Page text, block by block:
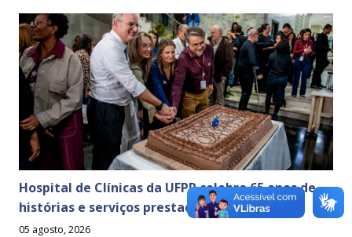
Hospital de Clínicas da UFPR celebra 65 anos de
histórias e serviços prestados à sociedade
05 agosto, 2026